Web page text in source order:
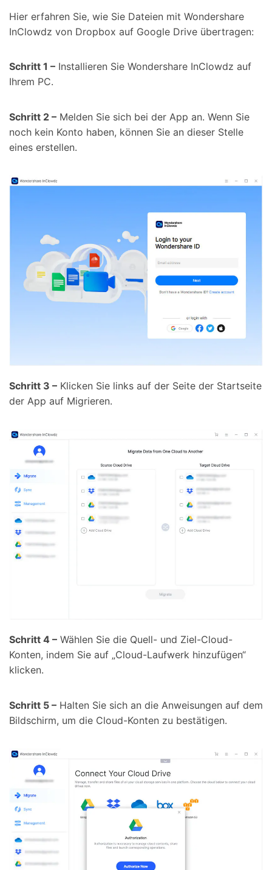
Hier erfahren Sie, wie Sie Dateien mit Wondershare
InClowdz von Dropbox auf Google Drive übertragen:
Schritt 1 – Installieren Sie Wondershare InClowdz auf
Ihrem PC.
Schritt 2 – Melden Sie sich bei der App an. Wenn Sie
noch kein Konto haben, können Sie an dieser Stelle
eines erstellen.
Schritt 3 – Klicken Sie links auf der Seite der Startseite
der App auf Migrieren.
Schritt 4 – Wählen Sie die Quell- und Ziel-Cloud-
Konten, indem Sie auf „Cloud-Laufwerk hinzufügen“
klicken.
Schritt 5 – Halten Sie sich an die Anweisungen auf dem
Bildschirm, um die Cloud-Konten zu bestätigen.